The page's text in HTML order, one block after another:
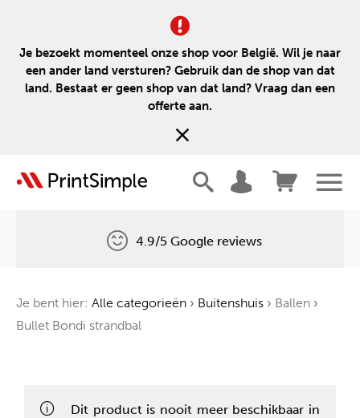
Je bezoekt momenteel onze shop voor België. Wil je naar
een ander land versturen? Gebruik dan de shop van dat
land. Bestaat er geen shop van dat land? Vraag dan een
offerte aan.
Één boom voor elke bestelling
4.9/5 Google reviews
Je bent hier: Alle categorieën › Buitenshuis › Ballen ›
Bullet Bondi strandbal
Dit product is nooit meer beschikbaar in